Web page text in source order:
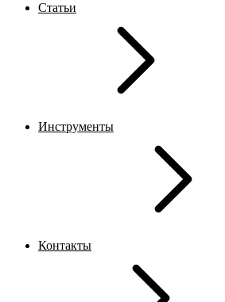
Статьи
Инструменты
Контакты